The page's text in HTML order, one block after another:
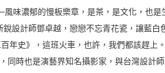
味濃郁的慢板樂章，是茶，是文化，也是
設計師鄧卓越，戀戀不忘青花瓷，讓藍白
年史》，這班火車，也許，我們都該趕上。
同時也是演藝界知名攝影家，與台灣設計